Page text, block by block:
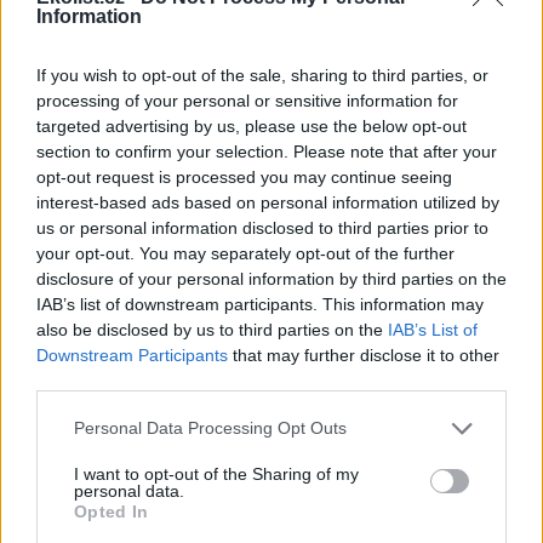
Information
If you wish to opt-out of the sale, sharing to third parties, or
processing of your personal or sensitive information for
targeted advertising by us, please use the below opt-out
section to confirm your selection. Please note that after your
opt-out request is processed you may continue seeing
interest-based ads based on personal information utilized by
us or personal information disclosed to third parties prior to
your opt-out. You may separately opt-out of the further
disclosure of your personal information by third parties on the
IAB’s list of downstream participants. This information may
also be disclosed by us to third parties on the IAB’s List of
Downstream Participants that may further disclose it to other
Personal Data Processing Opt Outs
I want to opt-out of the Sharing of my
personal data.
Opted In
nepochopitelný je přístup správce toku Povodí Labe s.p.,
směrnice o vodách a řeku chránil, tak v 21. století povolí
zcela zbytečné regulační zásahy do jedné z nejkrásnějších
a nejzachovalejších řek České republiky za podmínky, že na
cyklostezce budou moci jezdit tatrovky podniku Povodí
Labe!“
I toto vyjádření odhaluje velmi zásadní věc, o kterou se v
celém projektu jedná. Opět to bohužel není
charakteristické jen pro tento projekt, ale i pro ostatní
podobné v České republice. Jedná se o to, že se jsou takto v
unikátních územích stavěny silnice schovávající se za
„ekologickou dopravu“ cyklostezky, což vysvětluje i ony
masivní rozměry. A peníze evropských fondů na
ekologickou dopravu vesele plynou na devastaci naší
krajiny...